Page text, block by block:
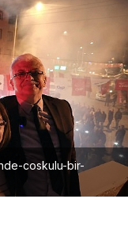
coskulu-bir-